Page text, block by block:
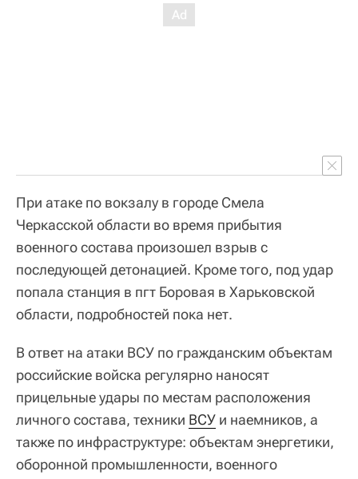
При атаке по вокзалу в городе Смела
Черкасской области во время прибытия
военного состава произошел взрыв с
последующей детонацией. Кроме того, под удар
попала станция в пгт Боровая в Харьковской
области, подробностей пока нет.
В ответ на атаки ВСУ по гражданским объектам
российские войска регулярно наносят
прицельные удары по местам расположения
личного состава, техники ВСУ и наемников, а
также по инфраструктуре: объектам энергетики,
оборонной промышленности, военного